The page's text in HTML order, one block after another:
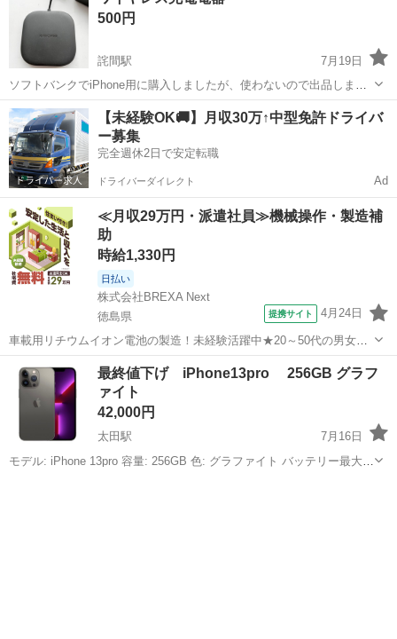
500円
詫間駅
7月19日
ソフトバンクでiPhone用に購入しましたが、使わないので出品しまし
た。マグネットで本体に吸着するタイプではありません。使用する機
種によって正常に充電できない可能性があります。ご理解の上ご購入
をお願いします。
香川 三豊市 詫間駅 電話、ＦＡＸ
【未経験OK🚚】月収30万↑中型免許ドライバ
ー募集
完全週休2日で安定転職
ドライバーダイレクト Ad
≪月収29万円・派遣社員≫機械操作・製造補
助
時給1,330円
日払い
株式会社BREXA Next
徳島県
提携サイト 4月24日
車載用リチウムイオン電池の製造！未経験活躍中★20～50代の男女活
躍中！寮費無料★備品付き1R寮完備！自宅からマイカー通勤OK！無料
駐車場完備◎正社員登用制度あり！《徳島県板野郡松茂町》 人気の工
場のお仕事 ◇車載用リチウ...
徳島 その他
最終値下げ iPhone13pro 256GB グラフ
ァイト
42,000円
太田駅
7月16日
モデル: iPhone 13pro 容量: 256GB 色: グラファイト バッテリー最大容